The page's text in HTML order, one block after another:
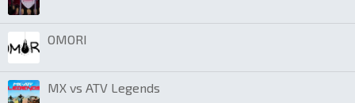
OMORI
MX vs ATV Legends